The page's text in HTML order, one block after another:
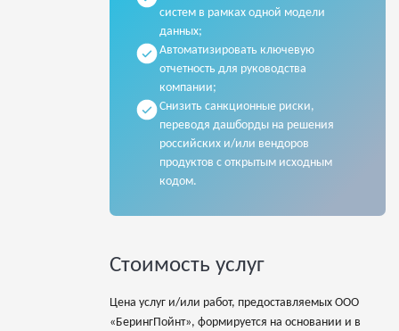
систем в рамках одной модели
данных;
Автоматизировать ключевую
отчетность для руководства
компании;
Снизить санкционные риски,
переводя дашборды на решения
российских и/или вендоров
продуктов с открытым исходным
кодом.
Стоимость услуг
Цена услуг и/или работ, предоставляемых ООО
«БерингПойнт», формируется на основании и в